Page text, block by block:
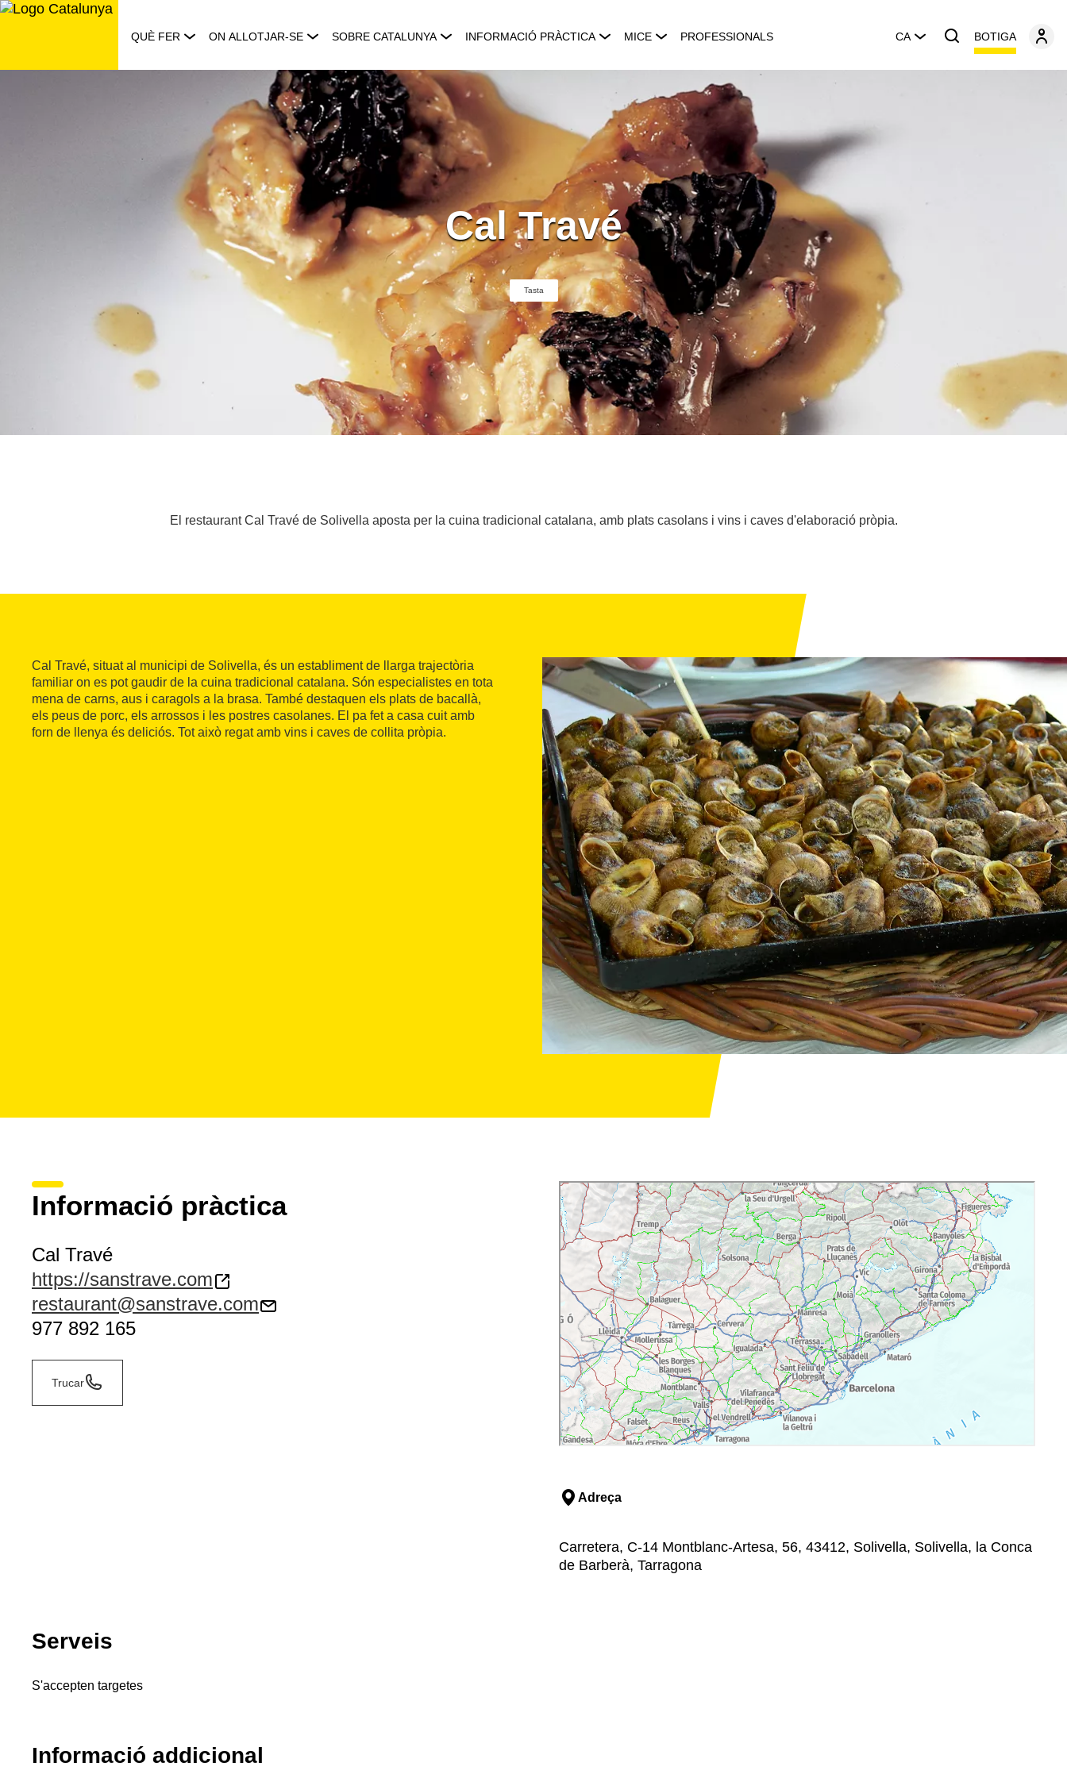
Saltar
QUÈ FER ON ALLOTJAR-SE SOBRE CATALUNYA INFORMACIÓ PRÀCTICA MICE PROFESSIONALS CA BOTIGA
Cal Travé
Tasta
El restaurant Cal Travé de Solivella aposta per la cuina tradicional catalana, amb plats casolans i vins i caves d'elaboració pròpia.
Cal Travé, situat al municipi de Solivella, és un establiment de llarga trajectòria
familiar on es pot gaudir de la cuina tradicional catalana. Són especialistes en tota
mena de carns, aus i caragols a la brasa. També destaquen els plats de bacallà,
els peus de porc, els arrossos i les postres casolanes. El pa fet a casa cuit amb
forn de llenya és deliciós. Tot això regat amb vins i caves de collita pròpia.
Informació pràctica
Cal Travé
https://sanstrave.com
restaurant@sanstrave.com
977 892 165
Trucar
Adreça
Carretera, C-14 Montblanc-Artesa, 56, 43412, Solivella, Solivella, la Conca
de Barberà, Tarragona
Serveis
S'accepten targetes
Informació addicional